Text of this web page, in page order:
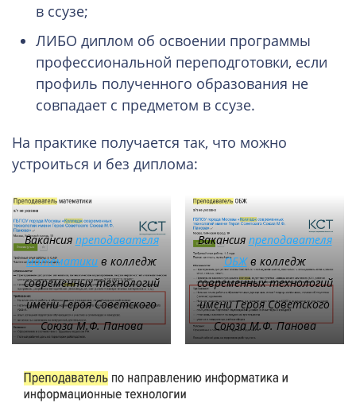
в ссузе;
ЛИБО диплом об освоении программы
профессиональной переподготовки, если
профиль полученного образования не
совпадает с предметом в ссузе.
На практике получается так, что можно
устроиться и без диплома:
Вакансия преподавателя
математики в колледж
современных технологий
имени Героя Советского
Союза М.Ф. Панова
Вакансия преподавателя
ОБЖв колледж
современных технологий
имени Героя Советского
Союза М.Ф. Панова